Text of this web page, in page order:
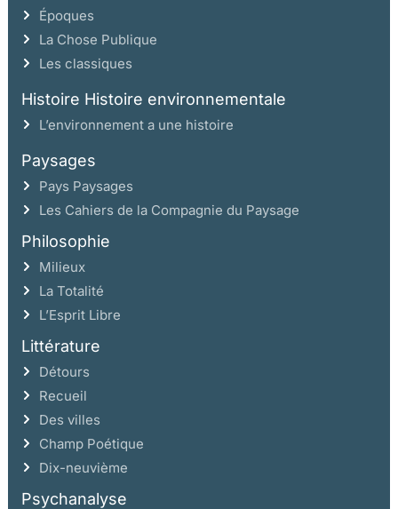
Époques
La Chose Publique
Les classiques
Histoire Histoire environnementale
L’environnement a une histoire
Paysages
Pays Paysages
Les Cahiers de la Compagnie du Paysage
Philosophie
Milieux
La Totalité
L’Esprit Libre
Littérature
Détours
Recueil
Des villes
Champ Poétique
Dix-neuvième
Psychanalyse